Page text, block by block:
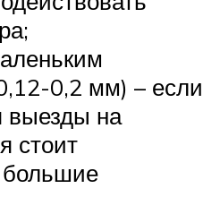
0,2 мм) – если
выезды на
стоит
большие